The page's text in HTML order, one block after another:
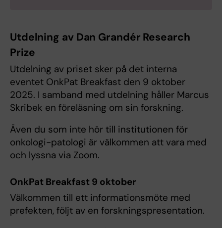
Utdelning av Dan Grandér Research
Prize
Utdelning av priset sker på det interna
eventet OnkPat Breakfast den 9 oktober
2025. I samband med utdelning håller Marcus
Skribek en föreläsning om sin forskning.
Även du som inte hör till institutionen för
onkologi-patologi är välkommen att vara med
och lyssna via Zoom.
OnkPat Breakfast 9 oktober
Välkommen till ett informationsmöte med
prefekten, följt av en forskningspresentation.